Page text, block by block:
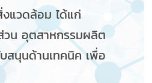
แวดล้อม ได้แก่
วน อุตสาหกรรมผลิต
สนุนด้านเทคนิค เพื่อ